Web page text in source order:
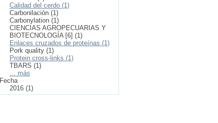
Calidad del cerdo (1)
Carbonilación (1)
Carbonylation (1)
CIENCIAS AGROPECUARIAS Y
BIOTECNOLOGÍA [6] (1)
Enlaces cruzados de proteínas (1)
Pork quality (1)
Protein cross-links (1)
TBARS (1)
... más
Fecha
2016 (1)